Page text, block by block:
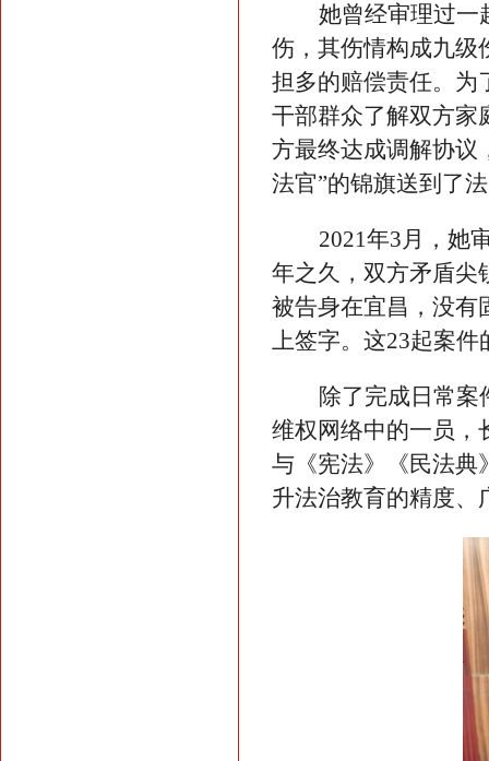
她曾经审理过一
伤，其伤情构成九级
担多的赔偿责任。为
干部群众了解双方家
方最终达成调解协议
法官”的锦旗送到了
2021年3月，她
年之久，双方矛盾尖
被告身在宜昌，没有
上签字。这23起案
除了完成日常
维权网络中的一员，
与《宪法》《民法典
升法治教育的精度、